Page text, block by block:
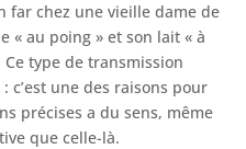
far chez une vieille dame de
« au poing » et son lait « à
type de transmission
c’est une des raisons pour
précises a du sens, même
que celle-là.